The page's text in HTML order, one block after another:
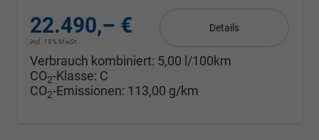
22.490,– €
incl. 19% MwSt.
Details
Verbrauch kombiniert: 5,00 l/100km
CO2-Klasse: C
CO2-Emissionen: 113,00 g/km